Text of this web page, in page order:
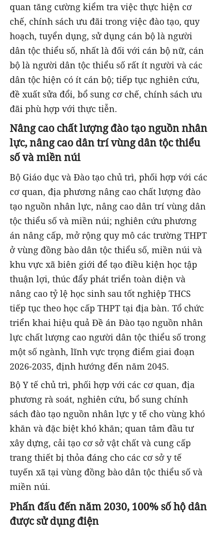
quan tăng cường kiểm tra việc thực hiện cơ
chế, chính sách ưu đãi trong việc đào tạo, quy
hoạch, tuyển dụng, sử dụng cán bộ là người
dân tộc thiểu số, nhất là đối với cán bộ nữ, cán
bộ là người dân tộc thiểu số rất ít người và các
dân tộc hiện có ít cán bộ; tiếp tục nghiên cứu,
đề xuất sửa đổi, bổ sung cơ chế, chính sách ưu
đãi phù hợp với thực tiễn.
Nâng cao chất lượng đào tạo nguồn nhân
lực, nâng cao dân trí vùng dân tộc thiểu
số và miền núi
Bộ Giáo dục và Đào tạo chủ trì, phối hợp với các
cơ quan, địa phương nâng cao chất lượng đào
tạo nguồn nhân lực, nâng cao dân trí vùng dân
tộc thiểu số và miền núi; nghiên cứu phương
án nâng cấp, mở rộng quy mô các trường THPT
ở vùng đồng bào dân tộc thiểu số, miền núi và
khu vực xã biên giới để tạo điều kiện học tập
thuận lợi, thúc đẩy phát triển toàn diện và
nâng cao tỷ lệ học sinh sau tốt nghiệp THCS
tiếp tục theo học cấp THPT tại địa bàn. Tổ chức
triển khai hiệu quả Đề án Đào tạo nguồn nhân
lực chất lượng cao người dân tộc thiểu số trong
một số ngành, lĩnh vực trọng điểm giai đoạn
2026-2035, định hướng đến năm 2045.
Bộ Y tế chủ trì, phối hợp với các cơ quan, địa
phương rà soát, nghiên cứu, bổ sung chính
sách đào tạo nguồn nhân lực y tế cho vùng khó
khăn và đặc biệt khó khăn; quan tâm đầu tư
xây dựng, cải tạo cơ sở vật chất và cung cấp
trang thiết bị thỏa đáng cho các cơ sở y tế
tuyến xã tại vùng đồng bào dân tộc thiểu số và
miền núi.
Phấn đấu đến năm 2030, 100% số hộ dân
được sử dụng điện